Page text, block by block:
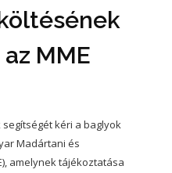
MME
kéri a baglyok
Madártani és
amelynek tájékoztatása